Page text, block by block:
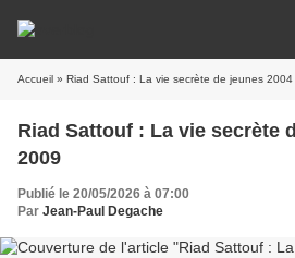
Accueil » Riad Sattouf : La vie secrète de jeunes 2004
Riad Sattouf : La vie secrète
2009
Publié le 20/05/2026 à 07:00
Par Jean-Paul Degache